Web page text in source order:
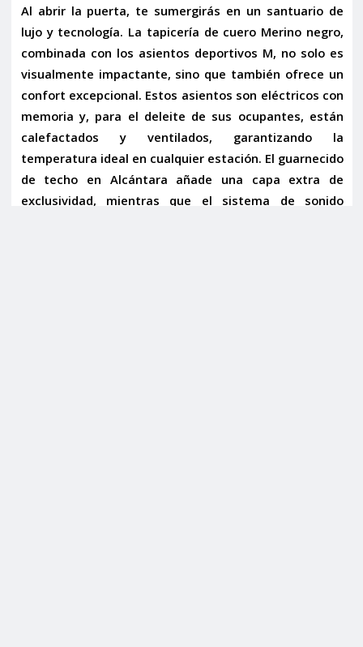
Al abrir la puerta, te sumergirás en un santuario de
lujo y tecnología. La tapicería de cuero Merino negro,
combinada con los asientos deportivos M, no solo es
visualmente impactante, sino que también ofrece un
confort excepcional. Estos asientos son eléctricos con
memoria y, para el deleite de sus ocupantes, están
calefactados y ventilados, garantizando la
temperatura ideal en cualquier estación. El guarnecido
de techo en Alcántara añade una capa extra de
exclusividad, mientras que el sistema de sonido